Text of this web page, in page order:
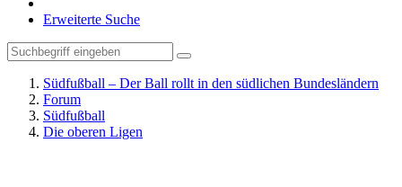
Erweiterte Suche
Südfußball – Der Ball rollt in den südlichen Bundesländern
Forum
Südfußball
Die oberen Ligen